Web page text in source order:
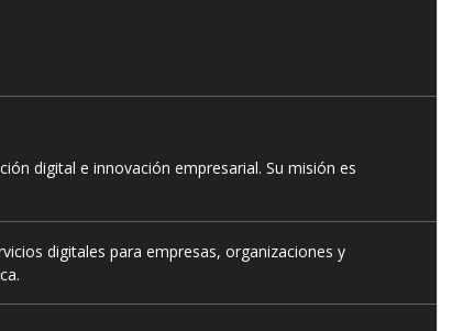
digital e innovación empresarial. Su misión es
digitales para empresas, organizaciones y